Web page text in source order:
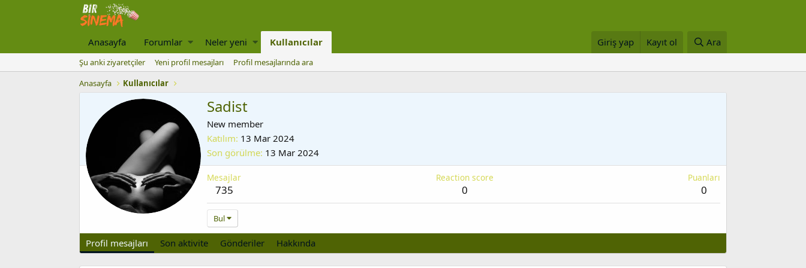
Anasayfa Forumlar Neler yeni Kullanıcılar Giriş yap Kayıt ol Ara
Şu anki ziyaretçiler Yeni profil mesajları
Profil mesajlarında ara
Anasayfa
Kullanıcılar
Sadist
New member
Katılım 13 Mar 2024
Son görülme 13 Mar 2024
Mesajlar
735
Reaction score
0
Puanları
0
Bul
Profil mesajları Son aktivite Gönderiler Hakkında